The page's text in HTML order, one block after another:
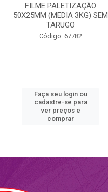
FILME PALETIZAÇÃO
50X25MM (MEDIA 3KG) SEM
TARUGO
Código: 67782
Faça seu login ou
cadastre-se para
ver preços e
comprar